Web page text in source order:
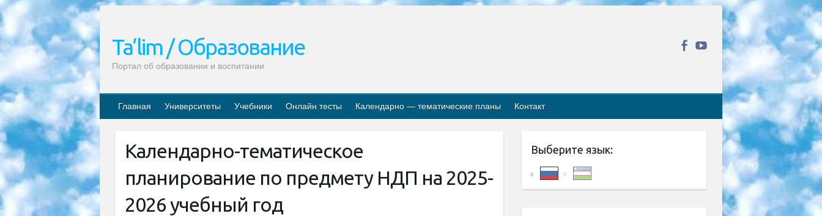
Ta’lim / Образование
Портал об образовании и воспитании
Главная Университеты Учебники Онлайн тесты Календарно — тематические планы Контакт
Календарно-тематическое
планирование по предмету НДП на 2025-
2026 учебный год
Выберите язык: